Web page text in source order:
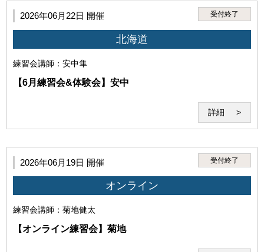
権、特許権、実用新案権、意匠権、商標権、肖像権、プ
ライバシーを侵害する行為。
(3)本サービスで得た情報を外部へ伝達・公開する行為
(4)講師の実演・肖像等を録音・録画、撮影する行為
2026年06月22日 開催 受付終了
北海道
練習会講師：安中隼
【6月練習会&体験会】安中
詳細
2026年06月19日 開催 受付終了
オンライン
練習会講師：菊地健太
【オンライン練習会】菊地